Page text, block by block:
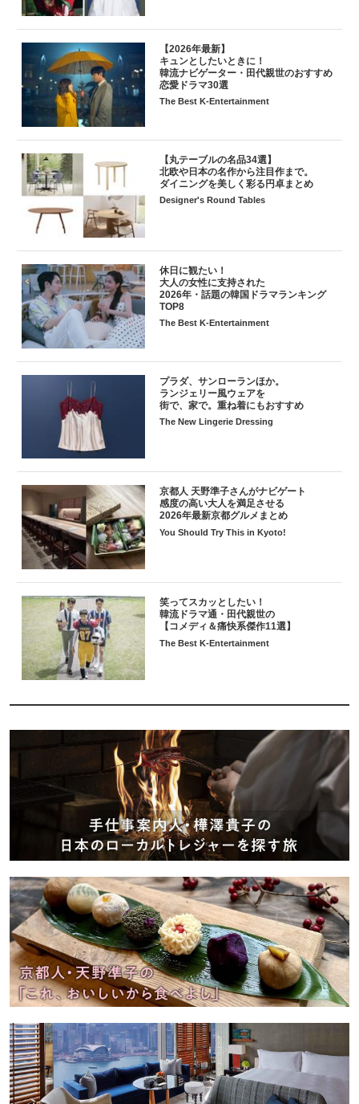
【2026年最新】
キュンとしたいときに！
韓流ナビゲーター・田代親世のおすすめ
恋愛ドラマ30選
The Best K-Entertainment
【丸テーブルの名品34選】
北欧や日本の名作から注目作まで。
ダイニングを美しく彩る円卓まとめ
Designer's Round Tables
休日に観たい！
大人の女性に支持された
2026年・話題の韓国ドラマランキング
TOP8
The Best K-Entertainment
プラダ、サンローランほか。
ランジェリー風ウェアを
街で、家で。重ね着にもおすすめ
The New Lingerie Dressing
京都人 天野準子さんがナビゲート
感度の高い大人を満足させる
2026年最新京都グルメまとめ
You Should Try This in Kyoto!
笑ってスカッとしたい！
韓流ドラマ通・田代親世の
【コメディ＆痛快系傑作11選】
The Best K-Entertainment